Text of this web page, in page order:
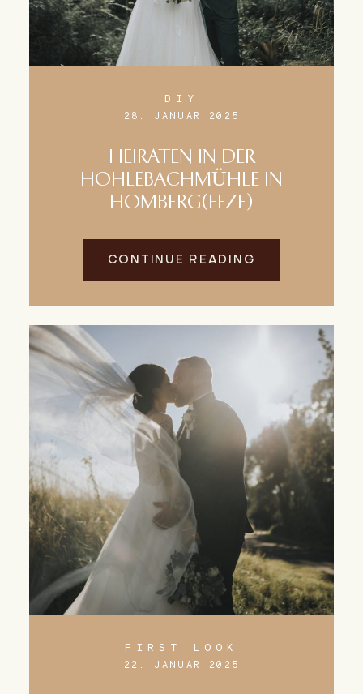
DIY
28. JANUAR 2025
HEIRATEN IN DER
HOHLEBACHMÜHLE IN
HOMBERG(EFZE)
CONTINUE READING
FIRST LOOK
22. JANUAR 2025